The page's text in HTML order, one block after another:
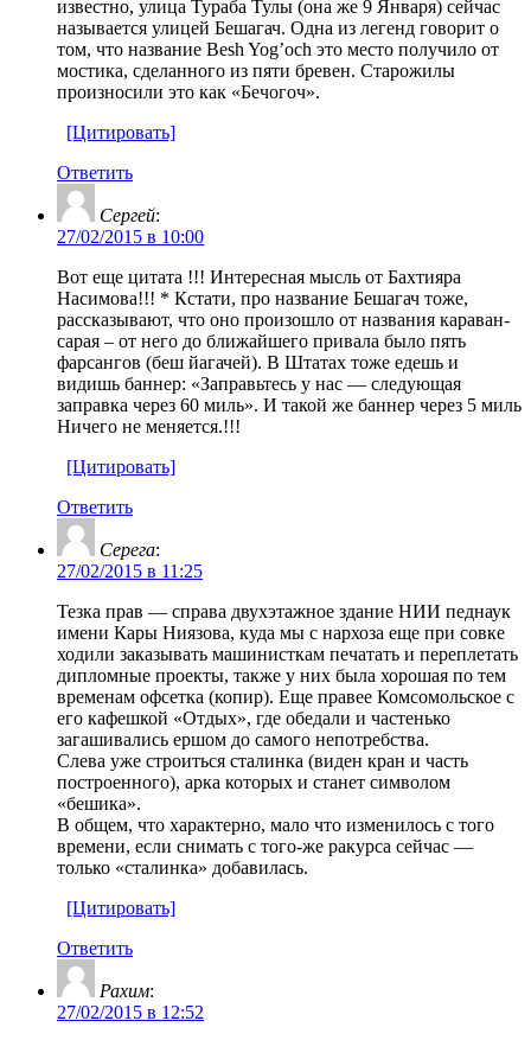
известно, улица Тураба Тулы (она же 9 Января) сейчас
называется улицей Бешагач. Одна из легенд говорит о
том, что название Besh Yog’och это место получило от
мостика, сделанного из пяти бревен. Старожилы
произносили это как «Бечогоч».
[Цитировать]
Ответить
Сергей:
27/02/2015 в 10:00
Вот еще цитата !!! Интересная мысль от Бахтияра
Насимова!!! * Кстати, про название Бешагач тоже,
рассказывают, что оно произошло от названия караван-
сарая – от него до ближайшего привала было пять
фарсангов (беш йагачей). В Штатах тоже едешь и
видишь баннер: «Заправьтесь у нас — следующая
заправка через 60 миль». И такой же баннер через 5 миль
Ничего не меняется.!!!
[Цитировать]
Ответить
Серега:
27/02/2015 в 11:25
Тезка прав — справа двухэтажное здание НИИ педнаук
имени Кары Ниязова, куда мы с нархоза еще при совке
ходили заказывать машинисткам печатать и переплетать
дипломные проекты, также у них была хорошая по тем
временам офсетка (копир). Еще правее Комсомольское с
его кафешкой «Отдых», где обедали и частенько
загашивались ершом до самого непотребства.
Слева уже строиться сталинка (виден кран и часть
построенного), арка которых и станет символом
«бешика».
В общем, что характерно, мало что изменилось с того
времени, если снимать с того-же ракурса сейчас —
только «сталинка» добавилась.
[Цитировать]
Ответить
Рахим:
27/02/2015 в 12:52